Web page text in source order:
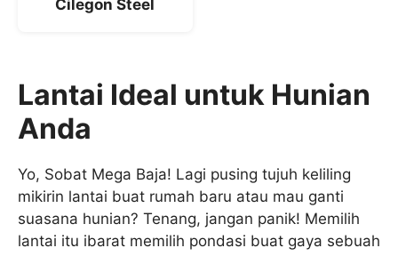
Cilegon Steel
Lantai Ideal untuk Hunian
Anda
Yo, Sobat Mega Baja! Lagi pusing tujuh keliling
mikirin lantai buat rumah baru atau mau ganti
suasana hunian? Tenang, jangan panik! Memilih
lantai itu ibarat memilih pondasi buat gaya sebuah